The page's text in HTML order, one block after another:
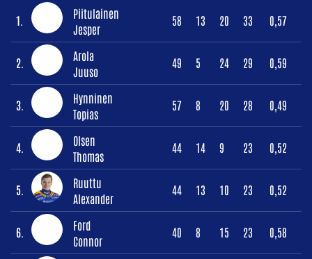
1.
Piitulainen
Jesper
58 13 20 33 0,57
2.
Arola
Juuso
49 5 24 29 0,59
3.
Hynninen
Topias
57 8 20 28 0,49
4.
Olsen
Thomas
44 14 9 23 0,52
5.
Ruuttu
Alexander
44 13 10 23 0,52
6.
Ford
Connor
40 8 15 23 0,58